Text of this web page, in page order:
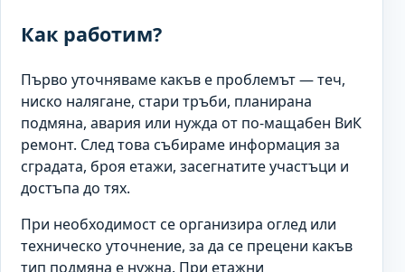
Как работим?
Първо уточняваме какъв е проблемът — теч,
ниско налягане, стари тръби, планирана
подмяна, авария или нужда от по-мащабен ВиК
ремонт. След това събираме информация за
сградата, броя етажи, засегнатите участъци и
достъпа до тях.
При необходимост се организира оглед или
техническо уточнение, за да се прецени какъв
тип подмяна е нужна. При етажни